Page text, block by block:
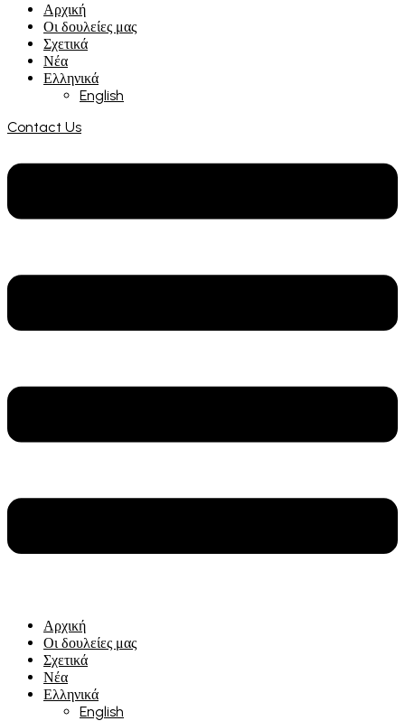
Αρχική
Οι δουλείες μας
Σχετικά
Νέα
Ελληνικά
English
Contact Us
Αρχική
Οι δουλείες μας
Σχετικά
Νέα
Ελληνικά
English